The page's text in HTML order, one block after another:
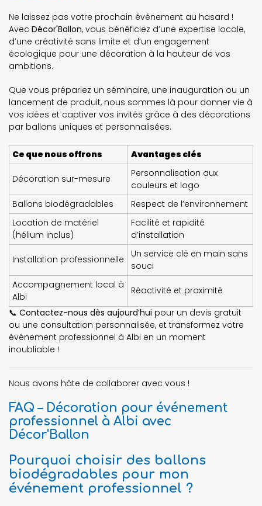
Ne laissez pas votre prochain événement au hasard !
Avec Décor'Ballon, vous bénéficiez d’une expertise locale,
d’une créativité sans limite et d’un engagement
écologique pour une décoration à la hauteur de vos
ambitions.
Que vous prépariez un séminaire, une inauguration ou un
lancement de produit, nous sommes là pour donner vie à
vos idées et captiver vos invités grâce à des décorations
par ballons uniques et personnalisées.
Ce que nous offrons Avantages clés
Décoration sur-mesure
Personnalisation aux
couleurs et logo
Ballons biodégradables
Respect de l’environnement
Location de matériel
(hélium inclus)
Facilité et rapidité
d’installation
Installation professionnelle
Un service clé en main sans
souci
Accompagnement local à
Albi
Réactivité et proximité
📞 Contactez-nous dès aujourd’hui pour un devis gratuit
ou une consultation personnalisée, et transformez votre
événement professionnel à Albi en un moment
inoubliable !
Nous avons hâte de collaborer avec vous !
FAQ – Décoration pour événement
professionnel à Albi avec
Décor'Ballon
Pourquoi choisir des ballons
biodégradables pour mon
événement professionnel ?